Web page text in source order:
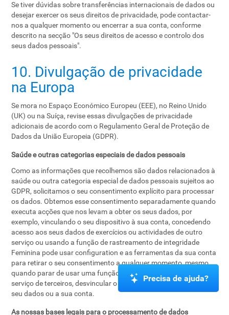
Se tiver dúvidas sobre transferências internacionais de dados ou
desejar exercer os seus direitos de privacidade, pode contactar-
nos a qualquer momento ou encerrar a sua conta, conforme
descrito na secção "Os seus direitos de acesso e controlo dos
seus dados pessoais".
10. Divulgação de privacidade
na Europa
Se mora no Espaço Económico Europeu (EEE), no Reino Unido
(UK) ou na Suíça, revise essas divulgações de privacidade
adicionais de acordo com o Regulamento Geral de Proteção de
Dados da União Europeia (GDPR).
Saúde e outras categorias especiais de dados pessoais
Como as informações que recolhemos são dados relacionados à
saúde ou outra categoria especial de dados pessoais sujeitos ao
GDPR, solicitamos o seu consentimento explícito para processar
os dados. Obtemos esse consentimento separadamente quando
executa acções que nos levam a obter os seus dados, por
exemplo, vinculando o seu dispositivo à sua conta, concedendo
acesso aos seus dados de exercícios ou actividades de outro
serviço ou usando a função de rastreamento de integridade
Feminina pode usar configuration e as ferramentas da sua conta
para retirar o seu consentimento a qualquer momento, mesmo
quando parar de usar uma função, remover o nosso acesso a um
serviço de terceiros, desvincular o seu dispositivo ou remover os
seu dados ou a sua conta.
As nossas bases legais para o processamento de dados
Precisa de ajuda?